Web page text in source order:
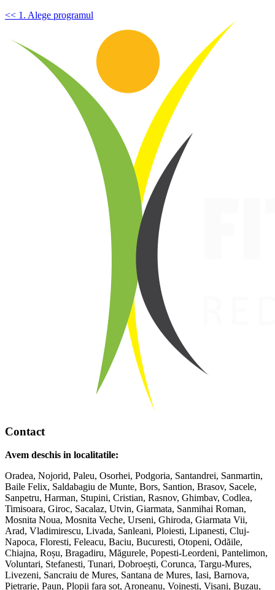
<< 1. Alege programul
Contact
Avem deschis in localitatile:
Oradea, Nojorid, Paleu, Osorhei, Podgoria, Santandrei, Sanmartin,
Baile Felix, Saldabagiu de Munte, Bors, Santion, Brasov, Sacele,
Sanpetru, Harman, Stupini, Cristian, Rasnov, Ghimbav, Codlea,
Timisoara, Giroc, Sacalaz, Utvin, Giarmata, Sanmihai Roman,
Mosnita Noua, Mosnita Veche, Urseni, Ghiroda, Giarmata Vii,
Arad, Vladimirescu, Livada, Sanleani, Ploiesti, Lipanesti, Cluj-
Napoca, Floresti, Feleacu, Baciu, Bucuresti, Otopeni, Odăile,
Chiajna, Roșu, Bragadiru, Măgurele, Popesti-Leordeni, Pantelimon,
Voluntari, Stefanesti, Tunari, Dobroești, Corunca, Targu-Mures,
Livezeni, Sancraiu de Mures, Santana de Mures, Iasi, Barnova,
Pietrarie, Paun, Plopii fara sot, Aroneanu, Voinesti, Visani, Buzau,